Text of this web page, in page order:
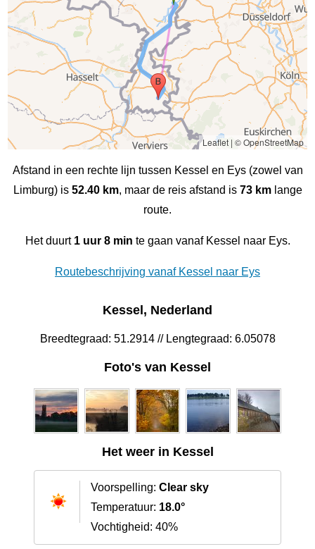
Leaflet| © OpenStreetMap
Afstand in een rechte lijn tussen Kessel en Eys (zowel van
Limburg) is 52.40 km, maar de reis afstand is 73 kmlange
route.
Het duurt 1 uur 8 min te gaan vanaf Kessel naar Eys.
Routebeschrijving vanaf Kessel naar Eys
Kessel, Nederland
Breedtegraad: 51.2914 // Lengtegraad: 6.05078
Foto's van Kessel
Het weer in Kessel
Voorspelling: Clear sky
Temperatuur: 18.0°
Vochtigheid: 40%